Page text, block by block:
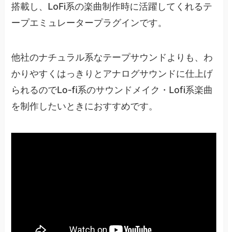
搭載し、LoFi系の楽曲制作時に活躍してくれるテ
ープエミュレータープラグインです。
他社のナチュラル系なテープサウンドよりも、わ
かりやすくはっきりとアナログサウンドに仕上げ
られるのでLo-fi系のサウンドメイク・Lofi系楽曲
を制作したいときにおすすめです。